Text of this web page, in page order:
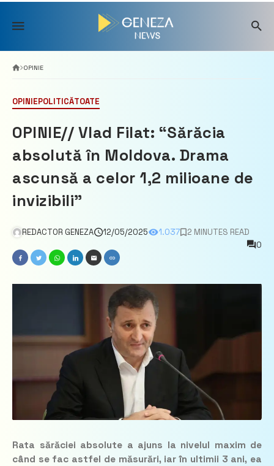
Skip
content
OPINIE
OPINIEPOLITICĂTOATE
OPINIE// Vlad Filat: “Sărăcia
absolută în Moldova. Drama
ascunsă a celor 1,2 milioane de
invizibili”
REDACTOR GENEZA 12/05/2025 1.037
2 MINUTES READ
0
Rata sărăciei absolute a ajuns la nivelul maxim de
când se fac astfel de măsurări, iar în ultimii 3 ani, ea